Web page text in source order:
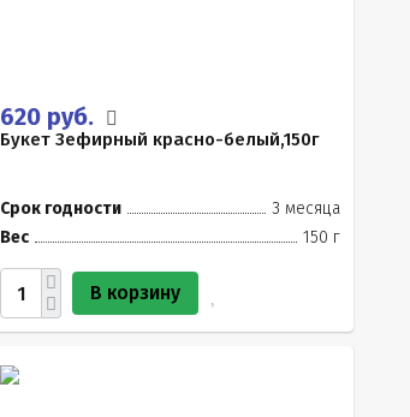
620 руб.
Букет Зефирный красно-белый,150г
Срок годности
3 месяца
Вес
150 г
В корзину